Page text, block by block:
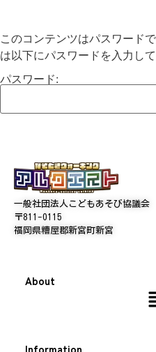
このコンテンツはパスワード
は以下にパスワードを入力して
パスワード:
一般社団法人こどもあそび協議会
〒811-0115
福岡県糟屋郡新宮町新宮
About
Information